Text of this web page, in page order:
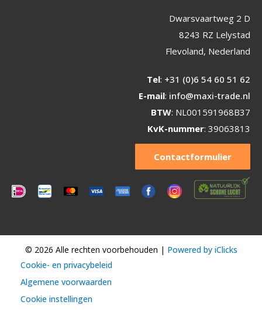
Dwarsvaartweg 2 D
8243 RZ Lelystad
Flevoland, Nederland
Tel: +31 (0)6 54 60 51 62
E-mail: info@maxi-trade.nl
BTW: NL001591968B37
KvK-nummer: 39063813
Contactformulier
© 2026 Alle rechten voorbehouden | Powered by iClicks
Cookie- en privacybeleid
Algemene voorwaarden
Cookie instellingen